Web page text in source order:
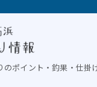
ポイント・釣果・仕